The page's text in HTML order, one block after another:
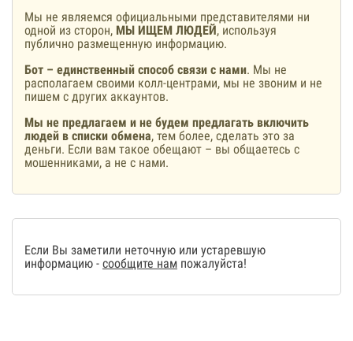
Мы не являемся официальными представителями ни
одной из сторон, МЫ ИЩЕМ ЛЮДЕЙ, используя
публично размещенную информацию.
Бот – единственный способ связи с нами. Мы не
располагаем своими колл-центрами, мы не звоним и не
пишем с других аккаунтов.
Мы не предлагаем и не будем предлагать включить
людей в списки обмена, тем более, сделать это за
деньги. Если вам такое обещают – вы общаетесь с
мошенниками, а не с нами.
Если Вы заметили неточную или устаревшую
информацию - сообщите нам пожалуйста!